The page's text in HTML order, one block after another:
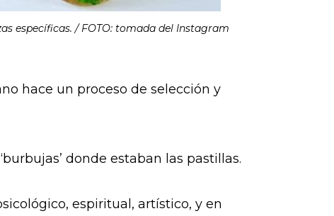
específicas. / FOTO: tomada del Instagram
hace un proceso de selección y
donde estaban las pastillas.
espiritual, artístico, y en